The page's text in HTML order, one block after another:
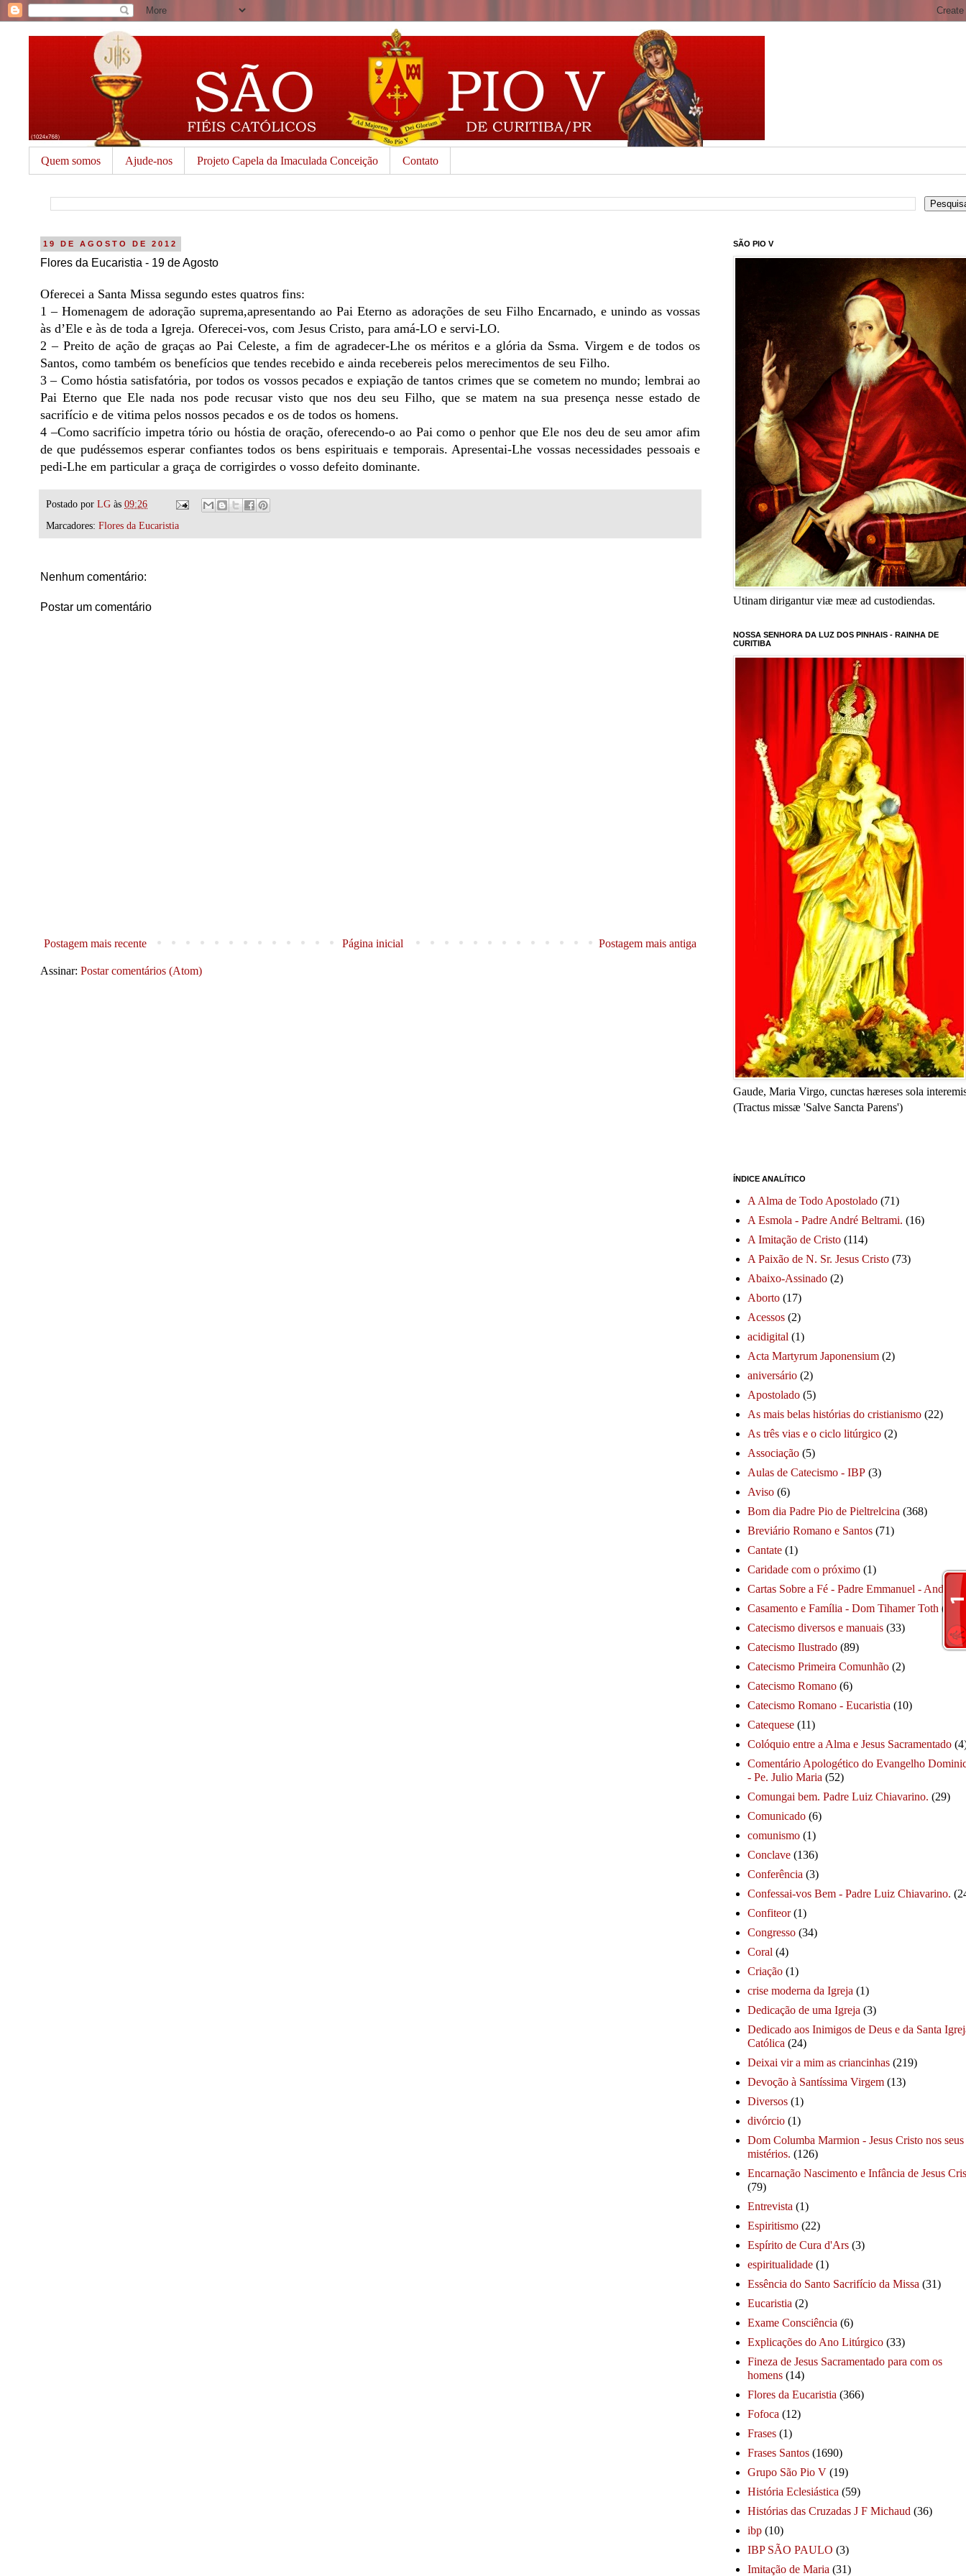
Quem somos Ajude-nos Projeto Capela da Imaculada Conceição Contato
19 DE AGOSTO DE 2012
Flores da Eucaristia - 19 de Agosto
Oferecei a Santa Missa segundo estes quatros fins:
1 – Homenagem de adoração suprema,apresentando ao Pai Eterno as adorações de seu Filho Encarnado, e unindo as vossas
às d’Ele e às de toda a Igreja. Oferecei-vos, com Jesus Cristo, para amá-LO e servi-LO.
2 – Preito de ação de graças ao Pai Celeste, a fim de agradecer-Lhe os méritos e a glória da Ssma. Virgem e de todos os
Santos, como também os benefícios que tendes recebido e ainda recebereis pelos merecimentos de seu Filho.
3 – Como hóstia satisfatória, por todos os vossos pecados e expiação de tantos crimes que se cometem no mundo; lembrai ao
Pai Eterno que Ele nada nos pode recusar visto que nos deu seu Filho, que se matem na sua presença nesse estado de
sacrifício e de vitima pelos nossos pecados e os de todos os homens.
4 –Como sacrifício impetra tório ou hóstia de oração, oferecendo-o ao Pai como o penhor que Ele nos deu de seu amor afim
de que pudéssemos esperar confiantes todos os bens espirituais e temporais. Apresentai-Lhe vossas necessidades pessoais e
pedi-Lhe em particular a graça de corrigirdes o vosso defeito dominante.
Postado por LG às 09:26
Marcadores: Flores da Eucaristia
Nenhum comentário:
Postar um comentário
Postagem mais recente Postagem mais antiga
Página inicial
Assinar: Postar comentários (Atom)
SÃO PIO V
Utinam dirigantur viæ meæ ad custodiendas.
NOSSA SENHORA DA LUZ DOS PINHAIS - RAINHA DE
CURITIBA
Gaude, Maria Virgo, cunctas hæreses sola
(Tractus missæ 'Salve Sancta Parens')
ÍNDICE ANALÍTICO
A Alma de Todo Apostolado (71)
A Esmola - Padre André Beltrami. (16)
A Imitação de Cristo (114)
A Paixão de N. Sr. Jesus Cristo (73)
Abaixo-Assinado (2)
Aborto (17)
Acessos (2)
acidigital (1)
Acta Martyrum Japonensium (2)
aniversário (2)
Apostolado (5)
As mais belas histórias do cristianismo (22)
As três vias e o ciclo litúrgico (2)
Associação (5)
Aulas de Catecismo - IBP (3)
Aviso (6)
Bom dia Padre Pio de Pieltrelcina (368)
Breviário Romano e Santos (71)
Cantate (1)
Caridade com o próximo (1)
Cartas Sobre a Fé - Padre Emmanuel - André
Casamento e Família - Dom Tihamer Toth (115)
Catecismo diversos e manuais (33)
Catecismo Ilustrado (89)
Catecismo Primeira Comunhão (2)
Catecismo Romano (6)
Catecismo Romano - Eucaristia (10)
Catequese (11)
Colóquio entre a Alma e Jesus Sacramentado
Comentário Apologético do Evangelho
- Pe. Julio Maria (52)
Comungai bem. Padre Luiz Chiavarino. (29)
Comunicado (6)
comunismo (1)
Conclave (136)
Conferência (3)
Confessai-vos Bem - Padre Luiz Chiavarino.
Confiteor (1)
Congresso (34)
Coral (4)
Criação (1)
crise moderna da Igreja (1)
Dedicação de uma Igreja (3)
Dedicado aos Inimigos de Deus e da Santa
Católica (24)
Deixai vir a mim as criancinhas (219)
Devoção à Santíssima Virgem (13)
Diversos (1)
divórcio (1)
Dom Columba Marmion - Jesus Cristo nos seus
mistérios. (126)
Encarnação Nascimento e Infância de Jesus
(79)
Entrevista (1)
Espiritismo (22)
Espírito de Cura d'Ars (3)
espiritualidade (1)
Essência do Santo Sacrifício da Missa (31)
Eucaristia (2)
Exame Consciência (6)
Explicações do Ano Litúrgico (33)
Fineza de Jesus Sacramentado para com os
homens (14)
Flores da Eucaristia (366)
Fofoca (12)
Frases (1)
Frases Santos (1690)
Grupo São Pio V (19)
História Eclesiástica (59)
Histórias das Cruzadas J F Michaud (36)
ibp (10)
IBP SÃO PAULO (3)
Imitação de Maria (31)